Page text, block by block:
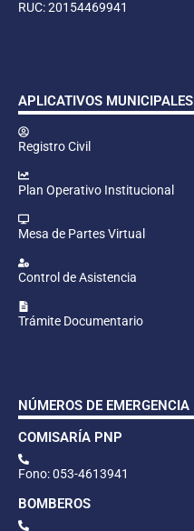
RUC: 20154469941
APLICATIVOS MUNICIPALES
Registro Civil
Plan Operativo Institucional
Mesa de Partes Virtual
Control de Asistencia
Trámite Documentario
NÚMEROS DE EMERGENCIA
COMISARÍA PNP
Fono: 053-4613941
BOMBEROS